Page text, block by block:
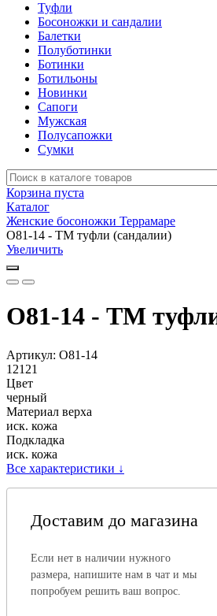
Туфли
Босоножки и сандалии
Балетки
Полуботинки
Ботинки
Ботильоны
Новинки
Сапоги
Мужская
Полусапожки
Сумки
Корзина пуста
Каталог
Женские босоножки Террамаре
О81-14 - ТМ туфли (сандалии)
Увеличить
О81-14 - ТМ
Артикул: О81-14
12121
Цвет
черный
Материал верха
иск. кожа
Подкладка
иск. кожа
Все характеристики ↓
Доставим до магазина
Если нет в наличии нужного
размера, напишите нам в чат и мы
попробуем решить ваш вопрос.